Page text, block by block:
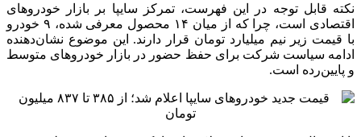
نکته قابل توجه در این فهرست، تمرکز سایپا بر بازار خودروهای
اقتصادی است، چرا که از میان ۱۴ محصول معرفی شده، ۹ خودرو
با قیمت زیر نیم میلیارد تومان قرار دارند. این موضوع نشان‌دهنده
ادامه سیاست شرکت برای حفظ حضور در بازار خودروهای متوسط
و پایین‌رده است.